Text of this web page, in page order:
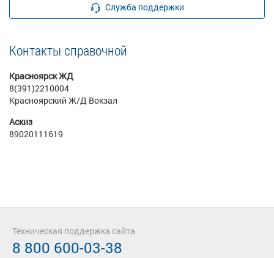
Служба поддержки
Контакты справочной
Красноярск ЖД
8(391)2210004
Красноярский Ж/Д Вокзал
Аскиз
89020111619
Техническая поддержка сайта
8 800 600-03-38